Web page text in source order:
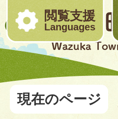
閲覧支援
Languages
現在のページ